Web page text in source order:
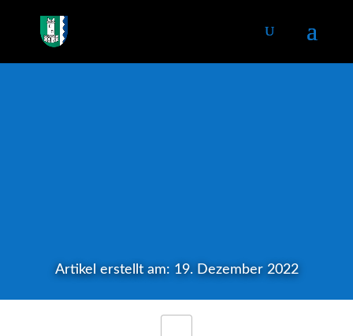
Artikel erstellt am: 19. Dezember 2022